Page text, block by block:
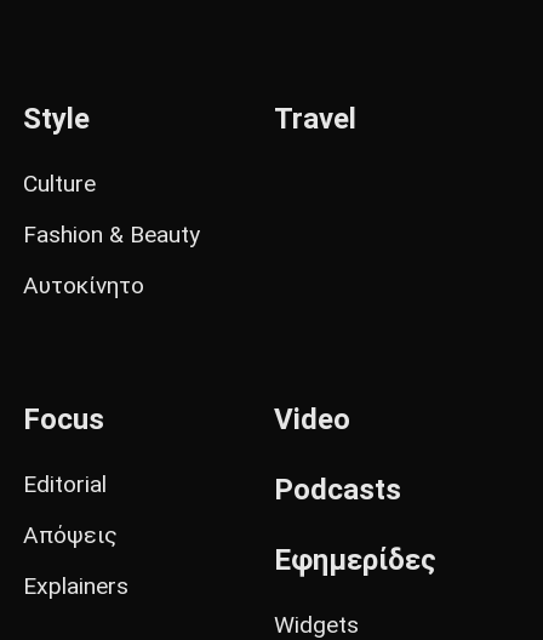
Style
Culture
Fashion & Beauty
Αυτοκίνητο
Travel
Focus
Editorial
Απόψεις
Explainers
Video
Podcasts
Εφημερίδες
Widgets